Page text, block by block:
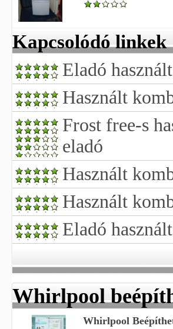
Kapcsolódó linkek
Eladó
Használt
Frost free-s
eladó
Használt
Használt
Eladó
Whirlpool
Whirlpool